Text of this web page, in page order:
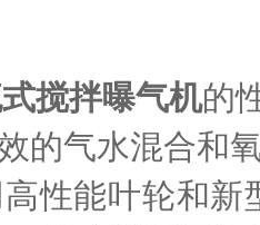
搅拌曝气机的
气水混合和
能叶轮和新